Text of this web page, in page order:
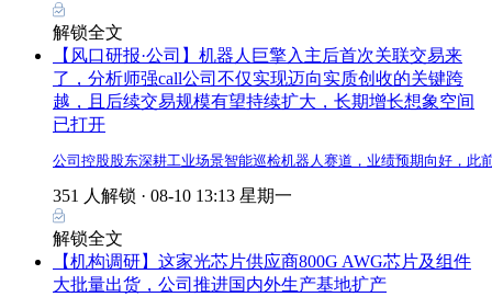
解锁全文
【风口研报·公司】机器人巨擎入主后首次关联交易来
了，分析师强call公司不仅实现迈向实质创收的关键跨
越，且后续交易规模有望持续扩大，长期增长想象空间
已打开
公司控股股东深耕工业场景智能巡检机器人赛道，业绩预期向好，
351 人解锁 · 08-10 13:13 星期一
解锁全文
【机构调研】这家光芯片供应商800G AWG芯片及组件
大批量出货，公司推进国内外生产基地扩产